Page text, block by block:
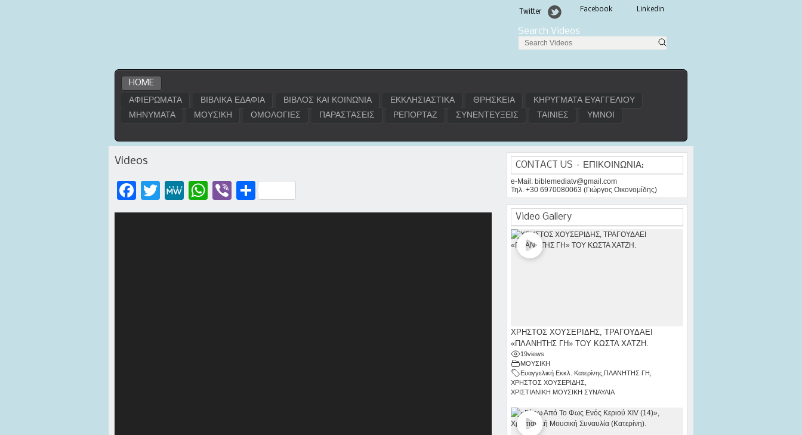
Twitter Facebook Linkedin
Search Videos
HOME
ΑΦΙΕΡΩΜΑΤΑ
ΒΙΒΛΙΚΑ ΕΔΑΦΙΑ ΒΙΒΛΟΣ ΚΑΙ ΚΟΙΝΩΝΙΑ ΕΚΚΛΗΣΙΑΣΤΙΚΑ ΘΡΗΣΚΕΙΑ
ΚΗΡΥΓΜΑΤΑ ΕΥΑΓΓΕΛΙΟΥ
ΜΗΝΥΜΑΤΑ
ΜΟΥΣΙΚΗ ΟΜΟΛΟΓΙΕΣ ΠΑΡΑΣΤΑΣΕΙΣ ΡΕΠΟΡΤΑΖ ΣΥΝΕΝΤΕΥΞΕΙΣ ΤΑΙΝΙΕΣ ΥΜΝΟΙ
Videos
Facebook Twitter MeWe WhatsAppViber Μοιραστείτε
CONTACT US – ΕΠΙΚΟΙΝΩΝΙΑ:
e-Mail: biblemediatv@gmail.com
Τηλ. +30 6970080063 (Γιώργος Οικονομίδης)
Video Gallery
ΧΡΗΣΤΟΣ ΧΟΥΣΕΡΙΔΗΣ, ΤΡΑΓΟΥΔΑΕΙ
«ΠΛΑΝΗΤΗΣ ΓΗ» ΤΟΥ ΚΩΣΤΑ ΧΑΤΖΗ.
19views
ΜΟΥΣΙΚΗ
Ευαγγελική Εκκλ. Κατερίνης, ΠΛΑΝΗΤΗΣ ΓΗ
ΧΡΗΣΤΟΣ ΧΟΥΣΕΡΙΔΗΣ
ΧΡΙΣΤΙΑΝΙΚΗ ΜΟΥΣΙΚΗ ΣΥΝΑΥΛΙΑ